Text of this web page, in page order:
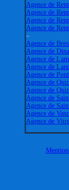
Agence de
Agence de
Agence de
Agence de
–
Agence de
Agence de
Agence de
Agence de
Agence de
Agence de
Agence de
Agence de
Agence de
Agence de
Agence de